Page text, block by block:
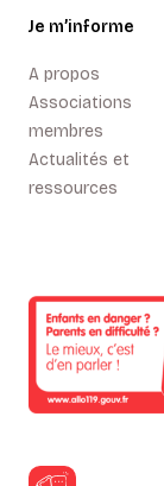
Je m’informe
A propos
Associations
membres
Actualités et
ressources